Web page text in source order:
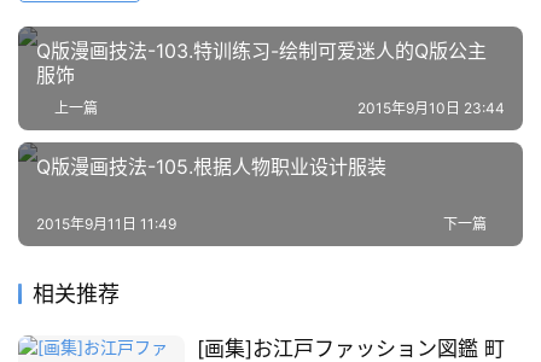
萌
绘
图
关
本
Q版漫画技法-103.特训练习-绘制可爱迷人的Q版公主
服饰
上一篇 2015年9月10日 23:44
Q版漫画技法-105.根据人物职业设计服装
下一篇
2015年9月11日 11:49
相关推荐
[画集]お江戸ファッション図鑑 町